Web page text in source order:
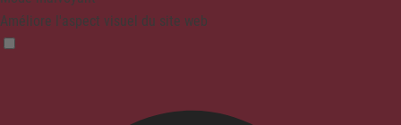
Améliore l'aspect visuel du site web